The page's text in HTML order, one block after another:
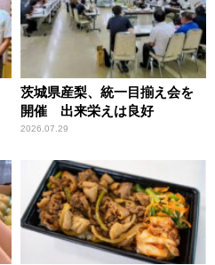
茨城県産梨、統一目揃え会を
開催 出来栄えは良好
2026.07.29